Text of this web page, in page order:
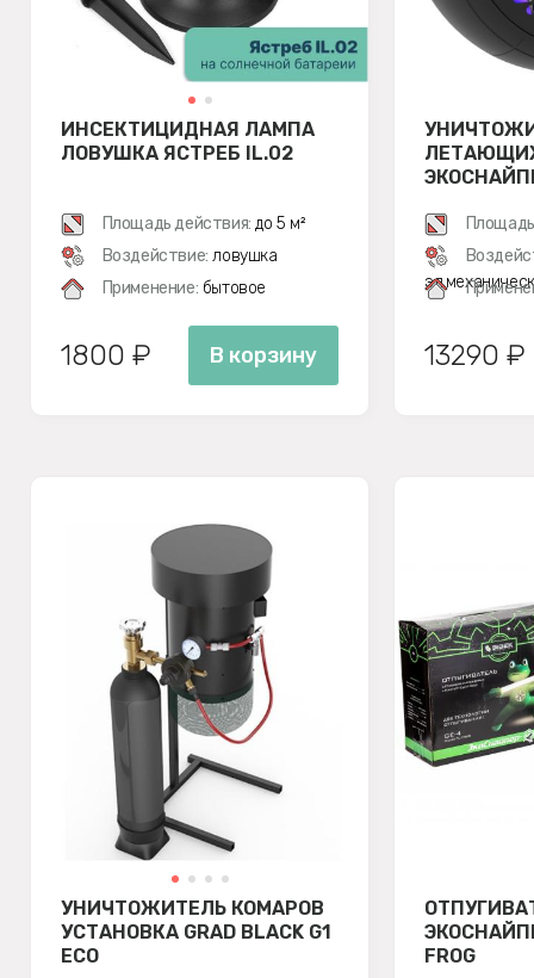
ИНСЕКТИЦИДНАЯ ЛАМПА
ЛОВУШКА ЯСТРЕБ IL.02
Площадь действия: до 5 м²
Воздействие: ловушка
Применение: бытовое
1800 ₽ В корзину 13290 ₽
УНИЧТОЖИТЕЛЬ КОМАРОВ
УСТАНОВКА GRAD BLACK G1
ECO
FROG